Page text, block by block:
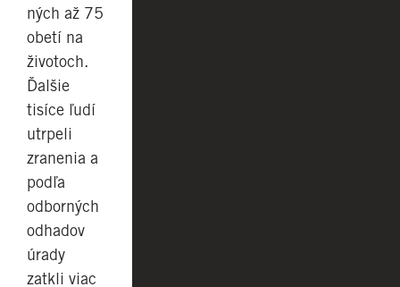
ných až 75
obetí na
životoch.
Ďalšie
tisíce ľudí
utrpeli
zranenia a
podľa
odborných
odhadov
úrady
zatkli viac